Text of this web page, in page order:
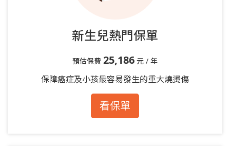
新生兒熱門保單
預估保費 25,186 元 / 年
保障癌症及小孩最容易發生的重大燒燙傷
看保單